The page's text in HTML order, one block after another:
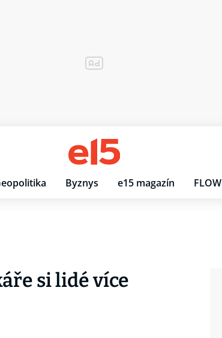
Byznys e15 magazín FLOW
si lidé více